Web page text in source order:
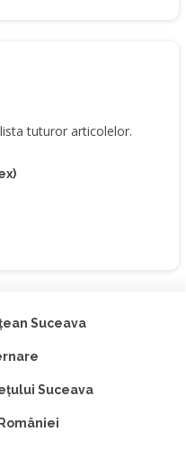
tuturor articolelor.
Suceava
Suceava